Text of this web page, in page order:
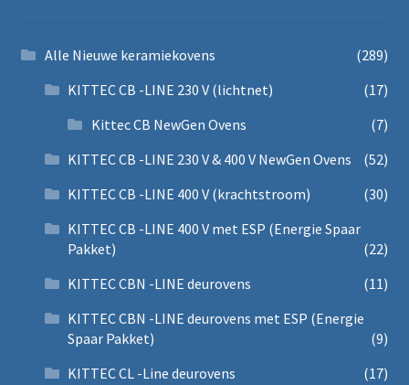
Alle Nieuwe keramiekovens
(289)
KITTEC CB -LINE 230 V (lichtnet)
(17)
Kittec CB NewGen Ovens
(7)
KITTEC CB -LINE 230 V & 400 V NewGen Ovens
(52)
KITTEC CB -LINE 400 V (krachtstroom)
(30)
KITTEC CB -LINE 400 V met ESP (Energie Spaar
Pakket)
(22)
KITTEC CBN -LINE deurovens
(11)
KITTEC CBN -LINE deurovens met ESP (Energie
Spaar Pakket)
(9)
KITTEC CL -Line deurovens
(17)